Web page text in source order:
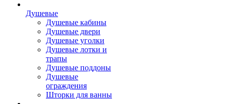
Душевые
Душевые кабины
Душевые двери
Душевые уголки
Душевые лотки и
трапы
Душевые поддоны
Душевые
ограждения
Шторки для ванны